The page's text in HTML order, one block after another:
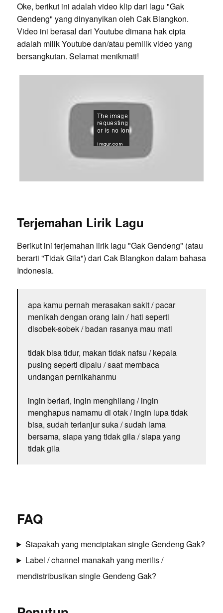
Oke, berikut ini adalah video klip dari lagu "Gak
Gendeng" yang dinyanyikan oleh Cak Blangkon.
Video ini berasal dari Youtube dimana hak cipta
adalah milik Youtube dan/atau pemilik video yang
bersangkutan. Selamat menikmati!
Terjemahan Lirik Lagu
Berikut ini terjemahan lirik lagu "Gak Gendeng" (atau
berarti "Tidak Gila") dari Cak Blangkon dalam bahasa
Indonesia.
apa kamu pernah merasakan sakit / pacar
menikah dengan orang lain / hati seperti
disobek-sobek / badan rasanya mau mati
tidak bisa tidur, makan tidak nafsu / kepala
pusing seperti dipalu / saat membaca
undangan pernikahanmu
ingin berlari, ingin menghilang / ingin
menghapus namamu di otak / ingin lupa tidak
bisa, sudah terlanjur suka / sudah lama
bersama, siapa yang tidak gila / siapa yang
tidak gila
FAQ
Siapakah yang menciptakan single Gendeng Gak?
Label / channel manakah yang merilis /
mendistribusikan single Gendeng Gak?